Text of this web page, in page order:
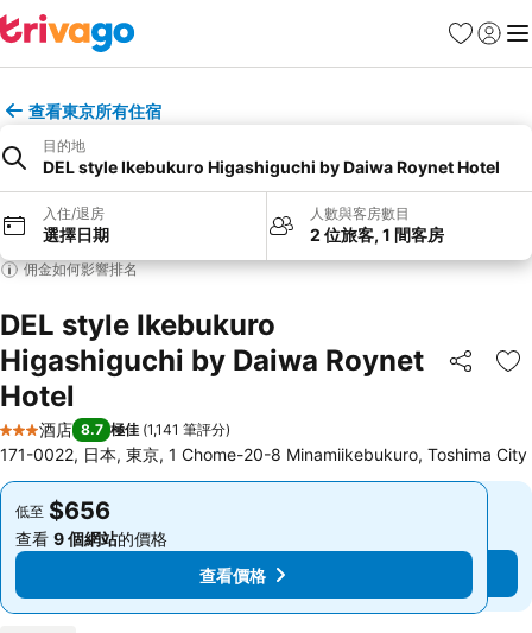
收藏夾
登入 選
查看東京所有住宿
目的地
DEL style Ikebukuro Higashiguchi by Daiwa Roynet Hotel
入住/退房
選擇日期
人數與客房數目
2 位旅客, 1 間客房
佣金如何影響排名
DEL style Ikebukuro
Higashiguchi by Daiwa Roynet
Hotel
分享 放
3 星級
酒店 8.7 極佳 (1,141 筆評分)
171-0022, 日本, 東京, 1 Chome-20-8 Minamiikebukuro, Toshima City
低至 $656
查看 9 個網站的價格
查看價格
低至 $656
查看 9 個網站的價格
查看價格